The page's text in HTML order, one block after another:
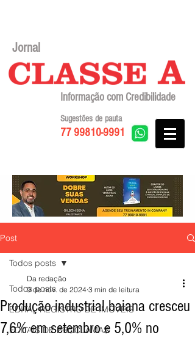
Jornal
Informação com Credibilidade
77 99810-9991
Sugestões de pauta
Post
Todos posts
EDITAL REGISTRO DE IMÓVEIS
EDITAIS DE PROCLAMAS
Todos posts
Produção industrial baiana cresceu
7,6% em setembro e 5,0% no
Da redação
9 de nov. de 2024 3 min de leitura